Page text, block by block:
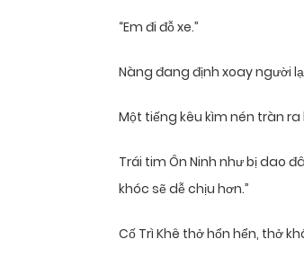
“Em đi đỗ xe.”
Nàng đang định xoay người
Một tiếng kêu kìm nén tràn ra
Trái tim Ôn Ninh như bị dao
khóc sẽ dễ chịu hơn.”
Cố Trì Khê thở hổn hển, thở